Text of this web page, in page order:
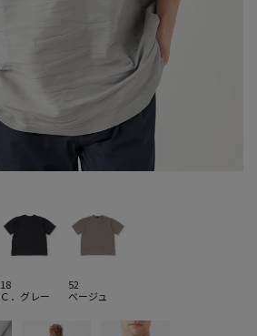
18
Ｃ．グレー
52
ベージュ